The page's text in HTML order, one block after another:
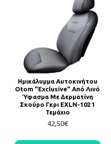
Ημικάλυμμα Αυτοκινήτου
Otom "Exclusive" Από Λινό
Ύφασμα Με Δερματίνη
Σκούρο Γκρι EXLN-102 1
Τεμάχιο
42,50€